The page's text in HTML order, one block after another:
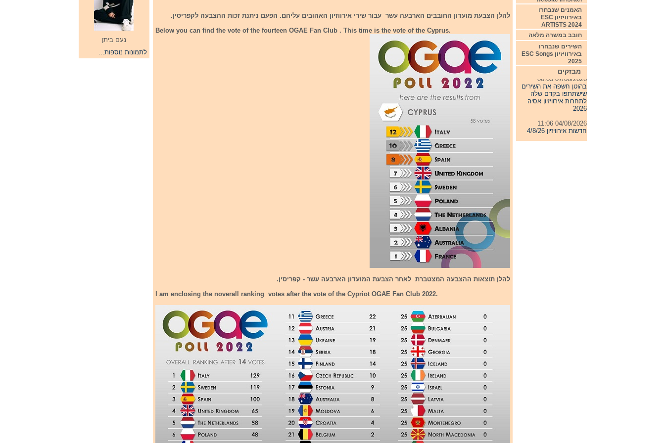
נעם ביתן
לתמונות נוספות...
להלן הצבעת מועדון החובבים הארבעה עשר עבור שירי אירווזיון האהובים עליהם. הפעם ניתנת זכות ההצבעה לקפריסין.
Below you can find the vote of the fourteen OGAE Fan Club . This time is the vote of the Cyprus.
להלן תוצאות ההצבעה המצטברת לאחר הצבעת המועדון הארבעה עשר - קפריסין.
I am enclosing the noverall ranking votes after the vote of the Cypriot OGAE Fan Club 2022.
האמנים שנבחרו
באירוויזיון ESC
ARTISTS 2024
חובב במשרה מלאה
השירים שנבחרו
באירוויזיון ESC Songs
2025
מבזקים
07/08/2026 00:05
בהוטן חשפה את השירים
שישתתפו בקדם שלה
לתחרות אירוויזיון אסיה
2026
04/08/2026 11:06
חדשות אירוויזיון 4/8/26
31/07/2026 08:54